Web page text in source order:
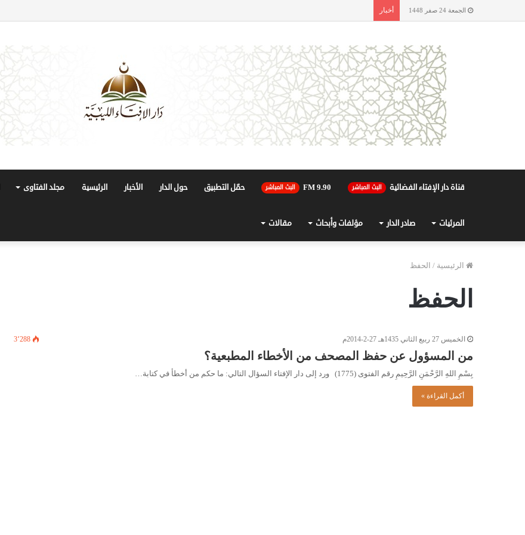
الجمعة 24 صفر 1448 أخبار
قناة دار الإفتاء الفضائية البث المباشر 90.FM 9 البث المباشر حمّل التطبيق حول الدار الأخبار الرئيسية مجلد الفتاوى
المرئيات صادر الدار مؤلفات وأبحاث مقالات
الرئيسية / الحفظ
الحفظ
الخميس 27 ربيع الثاني 1435هـ 27-2-2014م 3٬288
من المسؤول عن حفظ المصحف من الأخطاء المطبعية؟
بِسْمِ اللهِ الرَّحْمَنِ الرَّحِيمِ رقم الفتوى (1775) ورد إلى دار الإفتاء السؤال التالي: ما حكم من أخطأ في كتابة…
أكمل القراءة »